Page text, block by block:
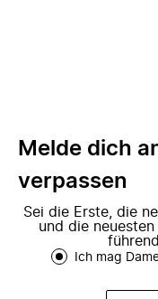
Melde dich
verpassen
Sei die Erste, die
und die
Ich mag